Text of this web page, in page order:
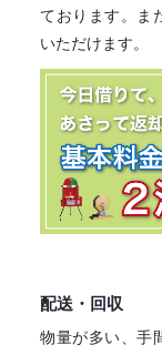
ております。
ま
いただけます。
配送・回収
物量が多い、手